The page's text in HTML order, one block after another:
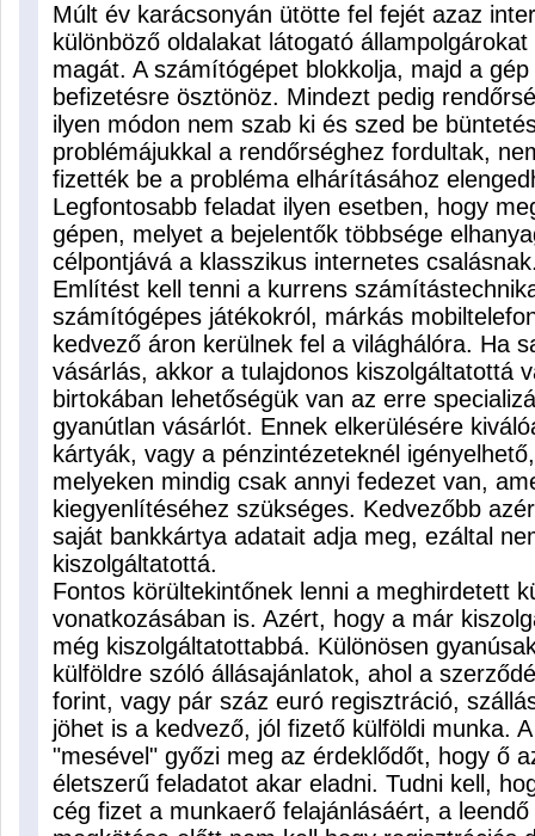
Múlt év karácsonyán ütötte fel fejét azaz
különböző oldalakat látogató
magát. A számítógépet blokkolja, majd a
befizetésre ösztönöz. Mindezt pedig
ilyen módon nem szab ki és szed be
problémájukkal a rendőrséghez fordultak,
fizették be a probléma elhárításához
Legfontosabb feladat ilyen esetben, hogy
gépen, melyet a bejelentők többsége
célpontjává a klasszikus internetes
Említést kell tenni a kurrens
számítógépes játékokról, márkás
kedvező áron kerülnek fel a világhálóra. Ha
vásárlás, akkor a tulajdonos kiszolgáltatottá
birtokában lehetőségük van az erre
gyanútlan vásárlót. Ennek elkerülésére
kártyák, vagy a pénzintézeteknél
melyeken mindig csak annyi fedezet van,
kiegyenlítéséhez szükséges. Kedvezőbb
saját bankkártya adatait adja meg, ezáltal
kiszolgáltatottá.
Fontos körültekintőnek lenni a meghirdetett
vonatkozásában is. Azért, hogy a már
még kiszolgáltatottabbá. Különösen
külföldre szóló állásajánlatok, ahol a
forint, vagy pár száz euró regisztráció,
jöhet is a kedvező, jól fizető külföldi munka.
"mesével" győzi meg az érdeklődőt, hogy ő
életszerű feladatot akar eladni. Tudni kell,
cég fizet a munkaerő felajánlásáért, a